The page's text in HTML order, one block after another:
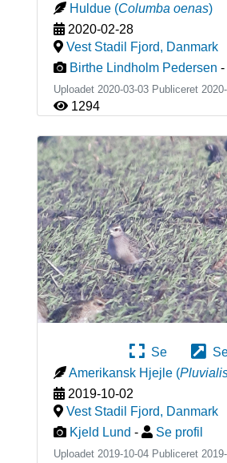
Huldue (Columba oenas)
2020-02-28
Vest Stadil Fjord, Danmark
Birthe Lindholm Pedersen -
Uploadet 2020-03-03 Publiceret
1294
Se
Amerikansk Hjejle (
2019-10-02
Vest Stadil Fjord, Danmark
Kjeld Lund - Se profil
Uploadet 2019-10-04 Publiceret